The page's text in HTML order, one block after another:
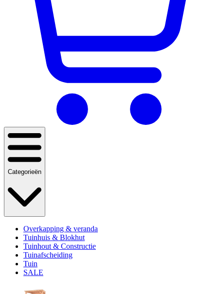
Categorieën
Overkapping & veranda
Tuinhuis & Blokhut
Tuinhout & Constructie
Tuinafscheiding
Tuin
SALE